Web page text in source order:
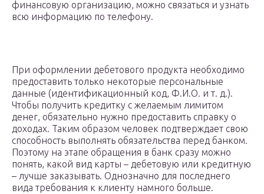
финансовую организацию, можно связаться и узнать
всю информацию по телефону.
При оформлении дебетового продукта необходимо
предоставить только некоторые персональные
данные (идентификационный код, Ф.И.О. и т. д.).
Чтобы получить кредитку с желаемым лимитом
денег, обязательно нужно предоставить справку о
доходах. Таким образом человек подтверждает свою
способность выполнять обязательства перед банком.
Поэтому на этапе обращения в банк сразу можно
понять, какой вид карты – дебетовую или кредитную
– лучше заказывать. Однозначно для последнего
вида требования к клиенту намного больше.